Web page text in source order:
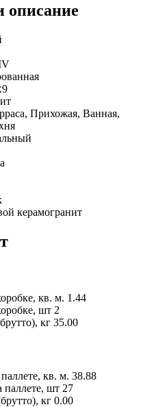
описание
Прихожая, Ванная,
керамогранит
кв. м. 1.44
шт 2
кг 35.00
кв. м. 38.88
паллете, шт 27
кг 0.00